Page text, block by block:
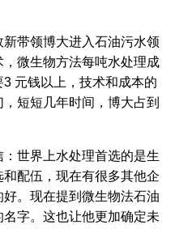
带领博大进入石油污水领
微生物方法每吨水处理成
元钱以上，技术和成本的
短短几年时间，博大占到
世界上水处理首选的是生
配伍，现在有很多其他企
。现在提到微生物法石油
字。这也让他更加确定未